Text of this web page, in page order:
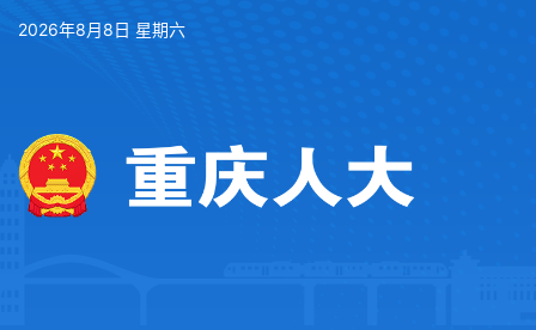
2026年8月8日 星期六